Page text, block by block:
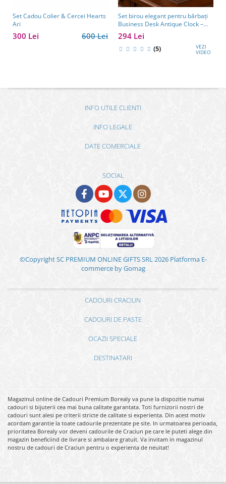
Set Cadou Colier & Cercei Hearts
Ari
600 Lei
300 Lei
Set birou elegant pentru bărbați
Business Desk Antique Clock –
cadou premium pentru șef, soț
sau partener de afaceri
294 Lei
(5) VEZI
VIDEO
INFO UTILE CLIENTI
INFO LEGALE
DATE COMERCIALE
SOCIAL
©Copyright SC PREMIUM ONLINE GIFTS SRL 2026 Platforma E-
commerce by Gomag
CADOURI CRACIUN
CADOURI DE PASTE
OCAZII SPECIALE
DESTINATARI
Magazinul online de Cadouri Premium Borealy va pune la dispozitie numai
cadouri si bijuterii cea mai buna calitate garantata. Toti furnizorii nostri de
cadouri sunt alesi pe criterii stricte de calitate si experienta. Din acest motiv
acordam garantie la toate cadourile prezentate pe site. In urmatoarea perioada,
prioritatea Borealy vor deveni cadourile de Craciun pe care le puteti alege din
magazin beneficiind de livrare si ambalare gratuit. Va invitam in magazinul
nostru de cadouri de Craciun pentru o experienta de neuitat!